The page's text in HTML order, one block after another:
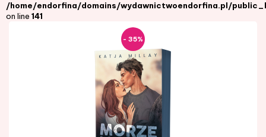
/home/endorfina/domains/wydawnictwoendorfina.pl/
on line 141
- 35%